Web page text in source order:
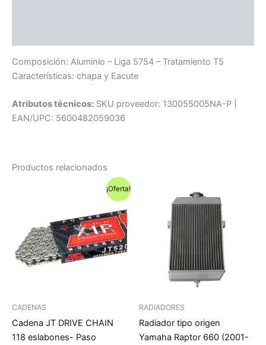
Composición: Aluminio – Liga 5754 – Tratamiento T5
Características: chapa y Eacute
Atributos técnicos: SKU proveedor: 130055005NA-P |
EAN/UPC: 5600482059036
Productos relacionados
¡Oferta!
CADENAS
Cadena JT DRIVE CHAIN
118 eslabones- Paso
RADIADORES
Radiador tipo origen
Yamaha Raptor 660 (2001-